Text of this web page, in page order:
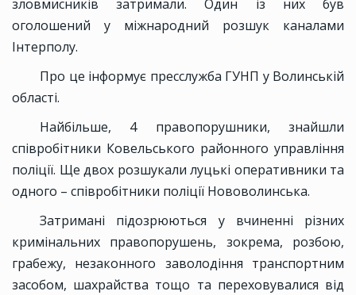
зловмисників затримали. Один із них був
оголошений у міжнародний розшук каналами
Інтерполу.
Про це інформує пресслужба ГУНП у Волинській
області.
Найбільше, 4 правопорушники, знайшли
співробітники Ковельського районного управління
поліції. Ще двох розшукали луцькі оперативники та
одного – співробітники поліції Нововолинська.
Затримані підозрюються у вчиненні різних
кримінальних правопорушень, зокрема, розбою,
грабежу, незаконного заволодіння транспортним
засобом, шахрайства тощо та переховувалися від